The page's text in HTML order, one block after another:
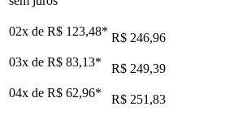
02x de R$ 123,48* R$ 246,96
03x de R$ 83,13*
R$ 249,39
04x de R$ 62,96*
R$ 251,83